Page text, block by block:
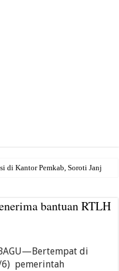
bantuan RTLH
di
6) pemerintah